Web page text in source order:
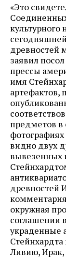
«Это
древностей
заявил
прессы
имя
артефактов,
предметов в
видно двух
вывезенных
древностей
окружная
соглашении
украденные
Ливию, Ирак,